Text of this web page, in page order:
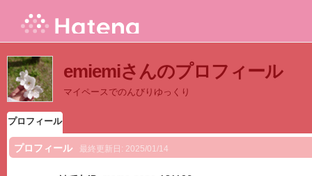
emiemiさんのプロフィール
マイペースでのんびりゆっくり
プロフィール
プロフィール 最終更新日: 2025/01/14